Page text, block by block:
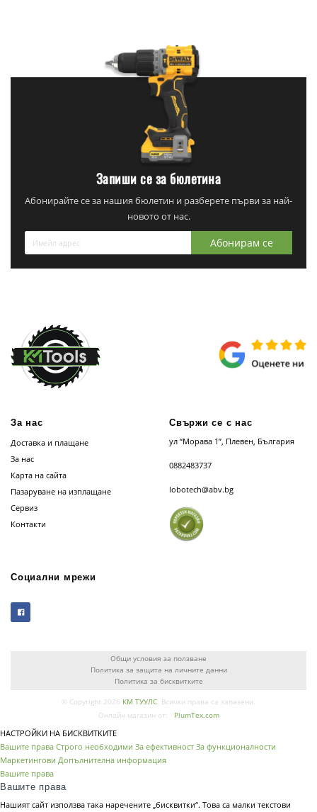
Запиши се за бюлетина
Абонирайте се за нашия бюлетин и разберете първи за най-
новото от нас.
Абонирам се
За нас
Доставка и плащане
За нас
Карта на сайта
Пазаруване на изплащане
Сервиз
Контакти
Свържи се с нас
ул “Морава 1”, Плевен, България
0882483737
lobotech@abv.bg
Социални мрежи
Общи условия за ползване
Политика за защита на личните данни
Политика за бисквитките
© Copyright 2026 КМ ТУУЛС. Всички права са запазени.
Онлайн магазин от:
PlumTex.com
НАСТРОЙКИ НА БИСКВИТКИТЕ
Вашите права Строго необходими За ефективност За функционалности
Маркетингови Допълнителна информация
Вашите права
Вашите права
Нашият сайт използва така наречените „бисквитки“. Това са малки текстови